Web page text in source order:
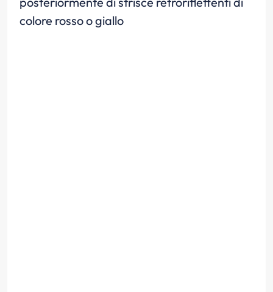
colore rosso o giallo